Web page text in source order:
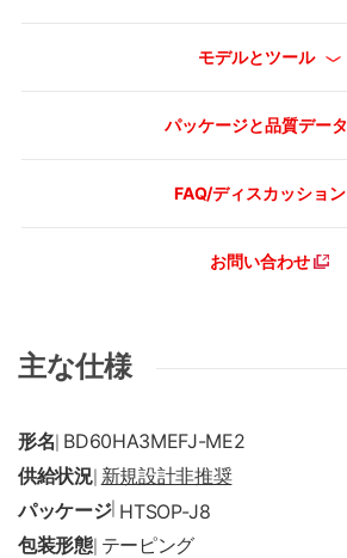
モデルとツール
パッケージと品質データ
FAQ/ディスカッション
お問い合わせ
主な仕様
形名 BD60HA3MEFJ-ME2
供給状況| 新規設計非推奨
パッケージ| HTSOP-J8
包装形態| テーピング